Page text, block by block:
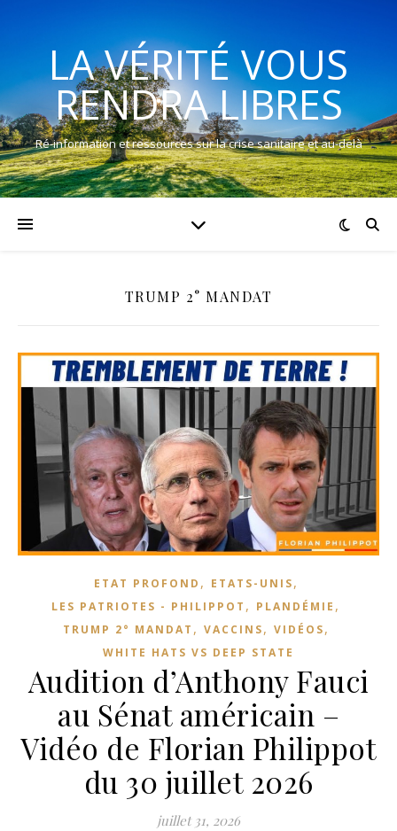
LA VÉRITÉ VOUS
RENDRA LIBRES
Ré-information et ressources sur la crise sanitaire et au-delà
TRUMP 2° MANDAT
ETAT PROFOND , ETATS-UNIS,
LES PATRIOTES - PHILIPPOT , PLANDÉMIE ,
TRUMP 2° MANDAT , VACCINS, VIDÉOS,
WHITE HATS VS DEEP STATE
Audition d’Anthony Fauci
au Sénat américain –
Vidéo de Florian Philippot
du 30 juillet 2026
juillet 31, 2026